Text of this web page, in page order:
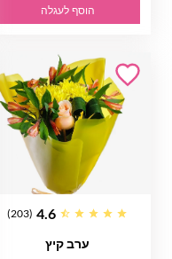
הוסף לעגלה
4.6
(203)
ערב קיץ